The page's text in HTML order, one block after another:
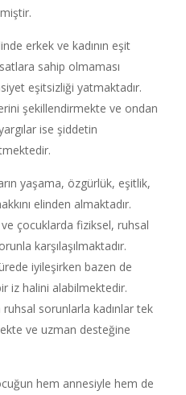
erkek ve kadının eşit
sahip olmaması
eşitsizliği yatmaktadır.
şekillendirmekte ve ondan
ise şiddetin
yaşama, özgürlük, eşitlik,
elinden almaktadır.
çocuklarda fiziksel, ruhsal
karşılaşılmaktadır.
iyileşirken bazen de
iz halini alabilmektedir.
sorunlarla kadınlar tek
ve uzman desteğine
hem annesiyle hem de